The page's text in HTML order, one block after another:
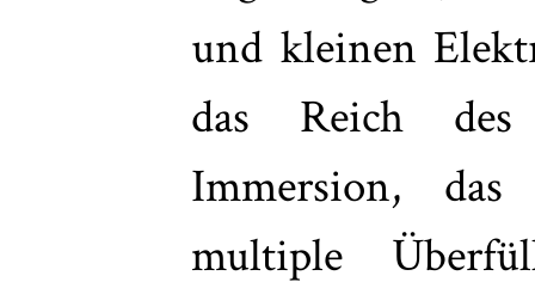
und kleinen
das Reich
Immersion,
multiple